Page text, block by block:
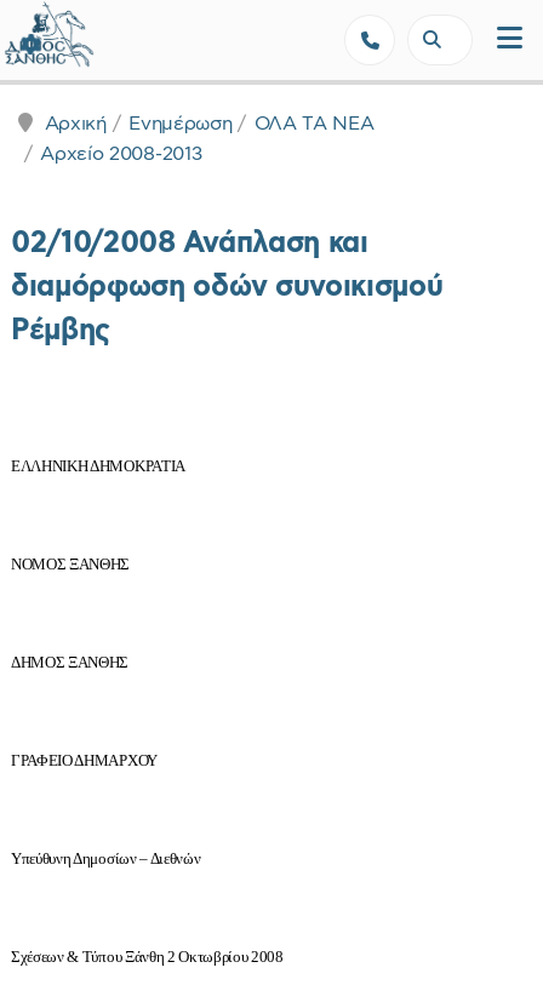
Αρχική Ενημέρωση
ΟΛΑ ΤΑ ΝΕΑ
Αρχείο 2008-2013
02/10/2008 Ανάπλαση και
διαμόρφωση οδών συνοικισμού
Ρέμβης
ΕΛΛΗΝΙΚΗ ΔΗΜΟΚΡΑΤΙΑ
ΝΟΜΟΣ ΞΑΝΘΗΣ
ΔΗΜΟΣ ΞΑΝΘΗΣ
ΓΡΑΦΕΙΟ ΔΗΜΑΡΧΟΥ
Υπεύθυνη Δημοσίων – Διεθνών
Σχέσεων & ΤύπουΞάνθη 2 Οκτωβρίου 2008